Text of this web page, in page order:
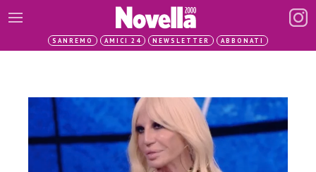
SANREMO AMICI 24 NEWSLETTER ABBONATI